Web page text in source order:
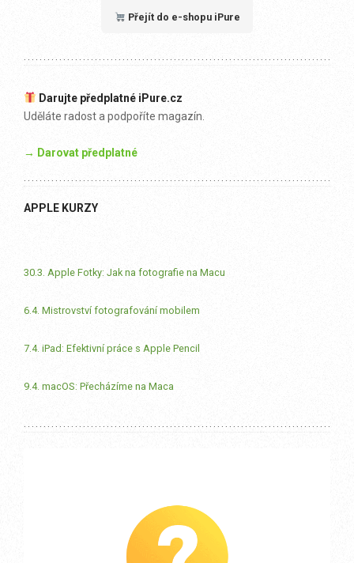
Přejít do e-shopu iPure
Darujte předplatné iPure.cz
Uděláte radost a podpoříte magazín.
→ Darovat předplatné
APPLE KURZY
30.3. Apple Fotky: Jak na fotografie na Macu
6.4. Mistrovství fotografování mobilem
7.4. iPad: Efektivní práce s Apple Pencil
9.4. macOS: Přecházíme na Maca